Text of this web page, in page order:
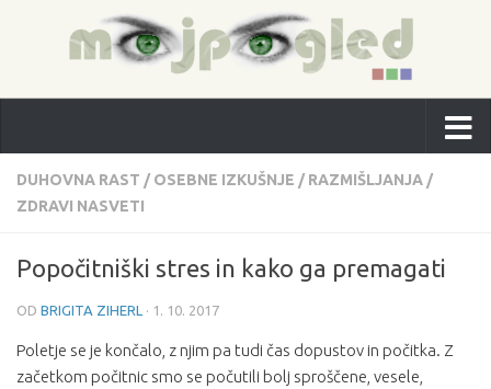
DUHOVNA RAST / OSEBNE IZKUŠNJE / RAZMIŠLJANJA /
ZDRAVI NASVETI
Popočitniški stres in kako ga premagati
OD BRIGITA ZIHERL · 1. 10. 2017
Poletje se je končalo, z njim pa tudi čas dopustov in počitka. Z
začetkom počitnic smo se počutili bolj sproščene, vesele,